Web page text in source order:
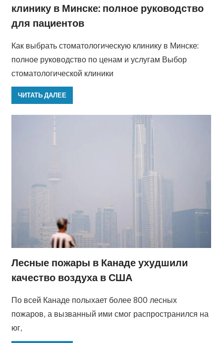
клинику в Минске: полное руководство
для пациентов
Как выбрать стоматологическую клинику в Минске:
полное руководство по ценам и услугам Выбор
стоматологической клиники
ЧИТАТЬ ДАЛЕЕ
Лесные пожары в Канаде ухудшили
качество воздуха в США
По всей Канаде полыхает более 800 лесных
пожаров, а вызванный ими смог распространился на
юг,